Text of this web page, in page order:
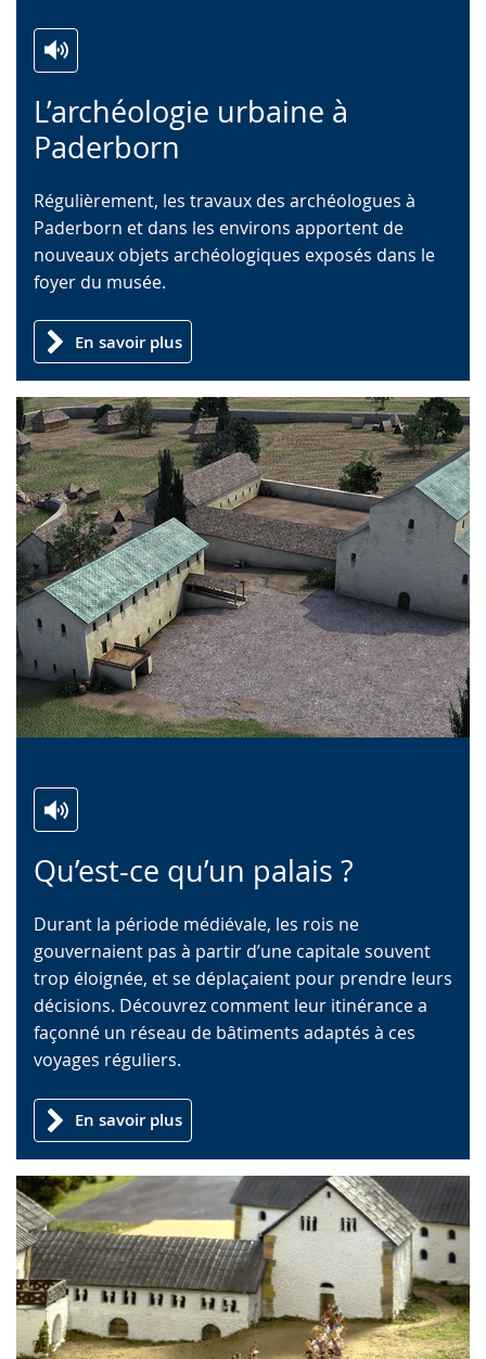
L’archéologie urbaine à
Paderborn
Leichten
Sprache
wechseln.
Audio-
Unterstützung.
Video
in
Deutscher
Gebärdensprache
wird
angezeigt.
Régulièrement, les travaux des archéologues à
Paderborn et dans les environs apportent de
nouveaux objets archéologiques exposés dans le
foyer du musée.
En savoir plus
Qu’est-ce qu’un palais ?
Leichten
wechseln.
Audio-
Video
Deutscher
Gebärdensprache
wird
angezeigt.
Durant la période médiévale, les rois ne
gouvernaient pas à partir d’une capitale souvent
trop éloignée, et se déplaçaient pour prendre leurs
décisions. Découvrez comment leur itinérance a
façonné un réseau de bâtiments adaptés à ces
voyages réguliers.
En savoir plus